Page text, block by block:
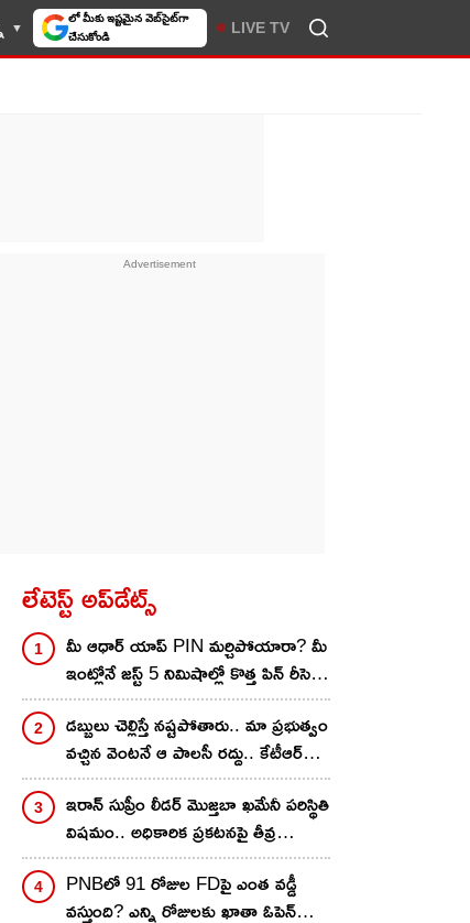
10TV సెలెక్ట్ చేసుకోండి LIVE TV
లేటెస్ట్ అప్‌డేట్స్
మీ ఆధార్ యాప్ PIN మర్చిపోయారా? మీ
ఇంట్లోనే జస్ట్ 5 నిమిషాల్లో కొత్త పిన్‌ రీసెట్
చేయొచ్చు!
డబ్బులు చెల్లిస్తే నష్టపోతారు.. మా ప్రభుత్వం
వచ్చిన వెంటనే ఆ పాలసీ రద్దు.. కేటీఆర్
మాస్ వార్నింగ్
ఇరాన్ సుప్రీం లీడర్ మొజ్తబా ఖమేనీ పరిస్థితి
విషమం.. అధికారిక ప్రకటనపై తీవ్ర
ఉత్కంఠ!
PNBలో 91 రోజుల FDపై ఎంత వడ్డీ
వస్తుంది? ఎన్ని రోజులకు ఖాతా ఓపెన్